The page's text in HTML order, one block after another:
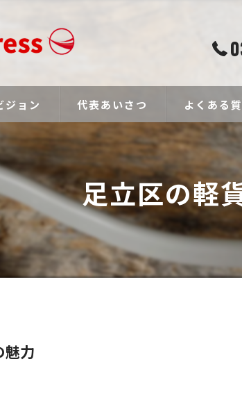
ジョン 代表あいさつ よくある
足立区の軽
魅力